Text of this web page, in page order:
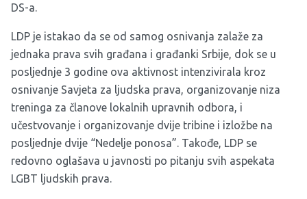
DS-a.
LDP je istakao da se od samog osnivanja zalaže za
jednaka prava svih građana i građanki Srbije, dok se u
posljednje 3 godine ova aktivnost intenzivirala kroz
osnivanje Savjeta za ljudska prava, organizovanje niza
treninga za članove lokalnih upravnih odbora, i
učestvovanje i organizovanje dvije tribine i izložbe na
posljednje dvije “Nedelje ponosa”. Takođe, LDP se
redovno oglašava u javnosti po pitanju svih aspekata
LGBT ljudskih prava.